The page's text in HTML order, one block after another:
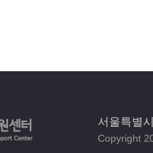
서울특별
Copyright